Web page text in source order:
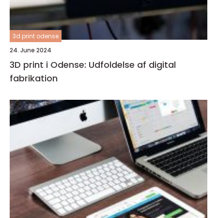
3d print odense
24. June 2024
3D print i Odense: Udfoldelse af digital
fabrikation